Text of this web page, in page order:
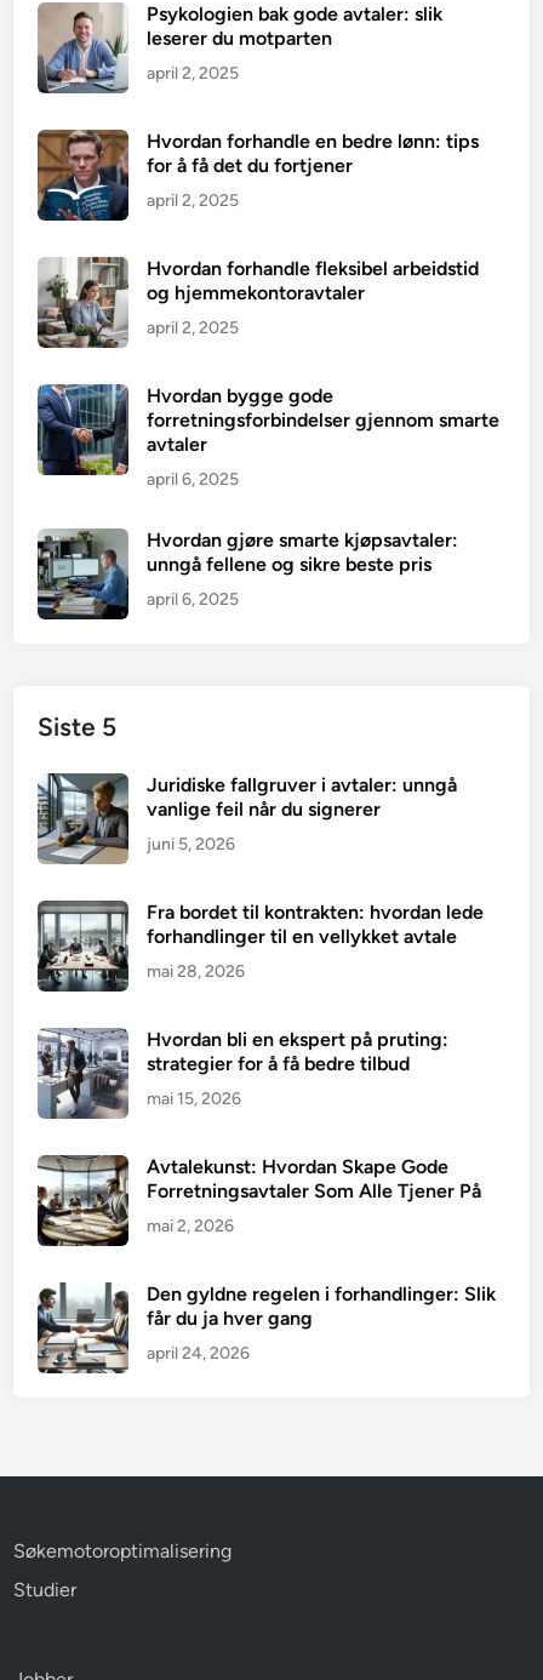
Psykologien bak gode avtaler: slik
leserer du motparten
april 2, 2025
Hvordan forhandle en bedre lønn: tips
for å få det du fortjener
april 2, 2025
Hvordan forhandle fleksibel arbeidstid
og hjemmekontoravtaler
april 2, 2025
Hvordan bygge gode
forretningsforbindelser gjennom smarte
avtaler
april 6, 2025
Hvordan gjøre smarte kjøpsavtaler:
unngå fellene og sikre beste pris
april 6, 2025
Siste 5
Juridiske fallgruver i avtaler: unngå
vanlige feil når du signerer
juni 5, 2026
Fra bordet til kontrakten: hvordan lede
forhandlinger til en vellykket avtale
mai 28, 2026
Hvordan bli en ekspert på pruting:
strategier for å få bedre tilbud
mai 15, 2026
Avtalekunst: Hvordan Skape Gode
Forretningsavtaler Som Alle Tjener På
mai 2, 2026
Den gyldne regelen i forhandlinger: Slik
får du ja hver gang
april 24, 2026
Søkemotoroptimalisering
Studier